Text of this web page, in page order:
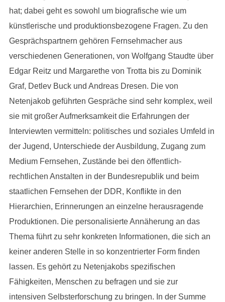
hat; dabei geht es sowohl um biografische wie um
künstlerische und produktionsbezogene Fragen. Zu den
Gesprächspartnern gehören Fernsehmacher aus
verschiedenen Generationen, von Wolfgang Staudte über
Edgar Reitz und Margarethe von Trotta bis zu Dominik
Graf, Detlev Buck und Andreas Dresen. Die von
Netenjakob geführten Gespräche sind sehr komplex, weil
sie mit großer Aufmerksamkeit die Erfahrungen der
Interviewten vermitteln: politisches und soziales Umfeld in
der Jugend, Unterschiede der Ausbildung, Zugang zum
Medium Fernsehen, Zustände bei den öffentlich-
rechtlichen Anstalten in der Bundesrepublik und beim
staatlichen Fernsehen der DDR, Konflikte in den
Hierarchien, Erinnerungen an einzelne herausragende
Produktionen. Die personalisierte Annäherung an das
Thema führt zu sehr konkreten Informationen, die sich an
keiner anderen Stelle in so konzentrierter Form finden
lassen. Es gehört zu Netenjakobs spezifischen
Fähigkeiten, Menschen zu befragen und sie zur
intensiven Selbsterforschung zu bringen. In der Summe